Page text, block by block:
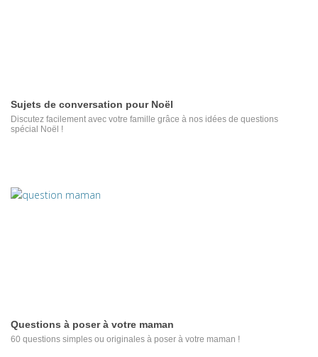
Sujets de conversation pour Noël
Discutez facilement avec votre famille grâce à nos idées de questions
spécial Noël !
Questions à poser à votre maman
60 questions simples ou originales à poser à votre maman !